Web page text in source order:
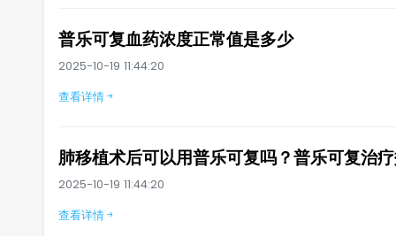
普乐可复血药浓度正常值是多少
2025-10-19 11:44:20
查看详情
肺移植术后可以用普乐可复吗？普乐可复治
2025-10-19 11:44:20
查看详情